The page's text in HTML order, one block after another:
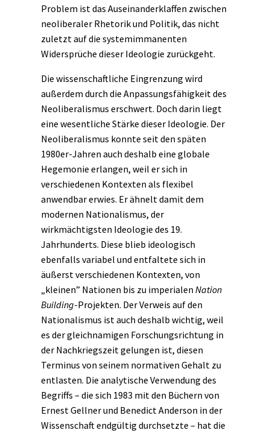
Problem ist das Auseinanderklaffen zwischen
neoliberaler Rhetorik und Politik, das nicht
zuletzt auf die systemimmanenten
Widersprüche dieser Ideologie zurückgeht.
Die wissenschaftliche Eingrenzung wird
außerdem durch die Anpassungsfähigkeit des
Neoliberalismus erschwert. Doch darin liegt
eine wesentliche Stärke dieser Ideologie. Der
Neoliberalismus konnte seit den späten
1980er-Jahren auch deshalb eine globale
Hegemonie erlangen, weil er sich in
verschiedenen Kontexten als flexibel
anwendbar erwies. Er ähnelt damit dem
modernen Nationalismus, der
wirkmächtigsten Ideologie des 19.
Jahrhunderts. Diese blieb ideologisch
ebenfalls variabel und entfaltete sich in
äußerst verschiedenen Kontexten, von
„kleinen” Nationen bis zu imperialen Nation
Building-Projekten. Der Verweis auf den
Nationalismus ist auch deshalb wichtig, weil
es der gleichnamigen Forschungsrichtung in
der Nachkriegszeit gelungen ist, diesen
Terminus von seinem normativen Gehalt zu
entlasten. Die analytische Verwendung des
Begriffs – die sich 1983 mit den Büchern von
Ernest Gellner und Benedict Anderson in der
Wissenschaft endgültig durchsetzte – hat die